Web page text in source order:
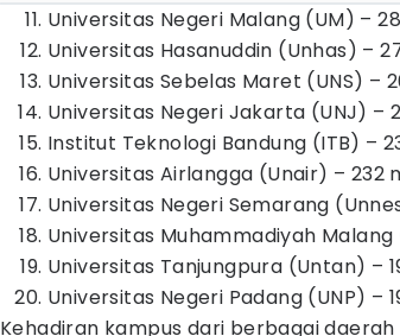
Universitas Negeri Malang (UM) –
Universitas Hasanuddin (Unhas) –
Universitas Sebelas Maret (UNS) –
Universitas Negeri Jakarta (UNJ) –
Institut Teknologi Bandung (ITB) –
Universitas Airlangga (Unair) – 232
Universitas Negeri Semarang
Universitas Muhammadiyah
Universitas Tanjungpura (Untan) –
Universitas Negeri Padang (UNP) –
Kehadiran kampus dari berbagai